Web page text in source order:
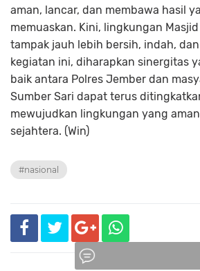
aman, lancar, dan membawa hasil
memuaskan. Kini, lingkungan
tampak jauh lebih bersih, indah,
kegiatan ini, diharapkan sinergitas
baik antara Polres Jember dan
Sumber Sari dapat terus
mewujudkan lingkungan yang
sejahtera. (Win)
#nasional